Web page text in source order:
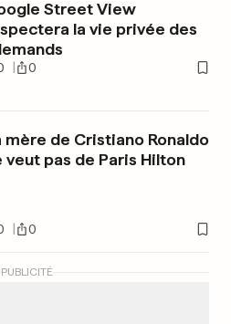
Street View
la vie privée des
0
mère de Cristiano Ronaldo
veut pas de Paris Hilton
0
PUBLICITÉ